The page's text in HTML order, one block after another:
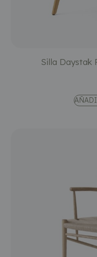
Silla Daystak